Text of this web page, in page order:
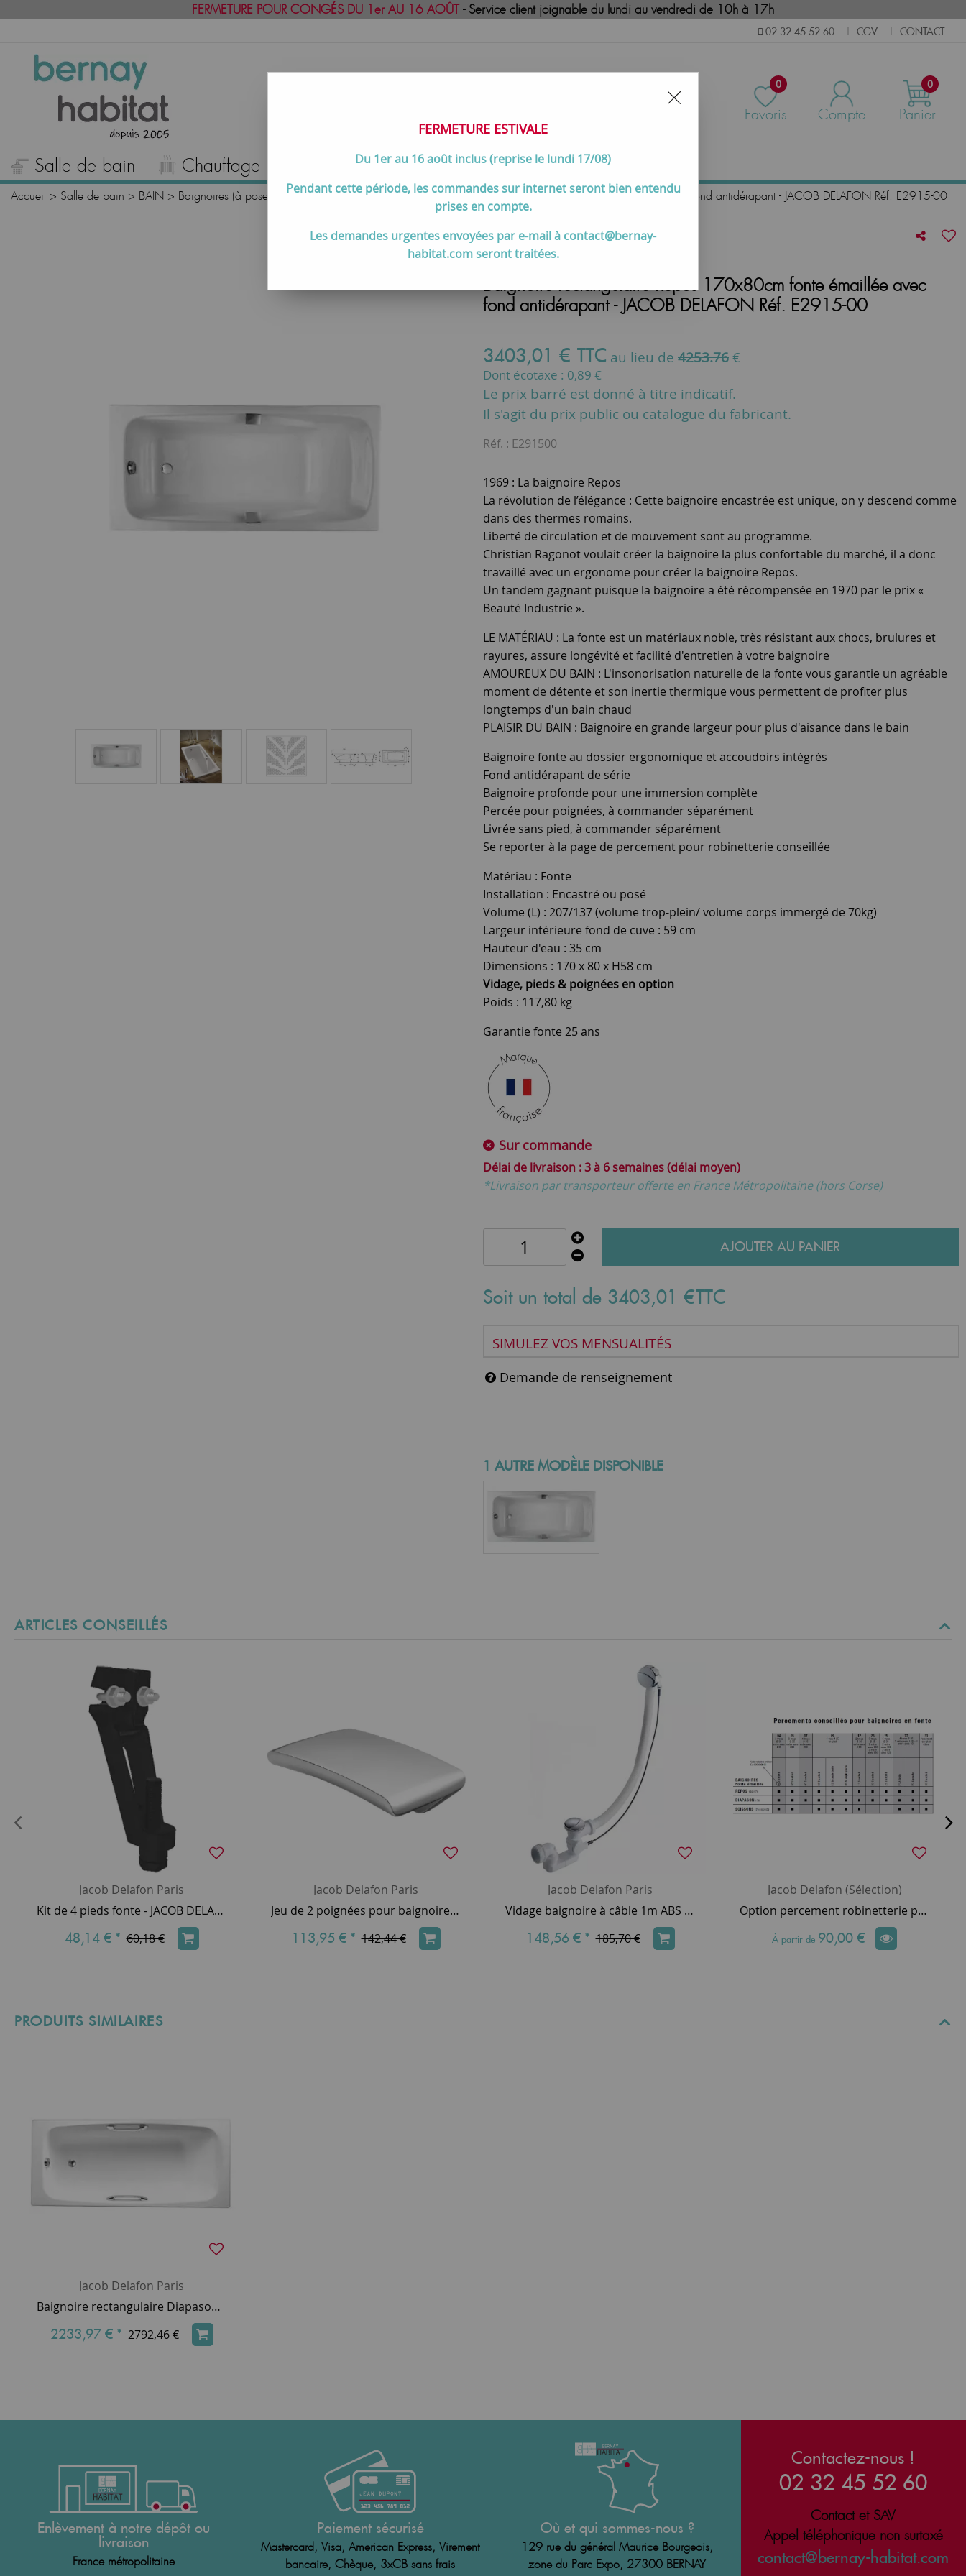
FERMETURE POUR CONGÉS DU 1er AU 16 AOÛT- Service client joignable du lundi au vendredi de 10h à 17h
02 32 45 52 60 CGV CONTACT
0
Favoris Compte
0
Panier
Salle de bain Chauffage Cuisson Meilleures ventes Contactez-nous
Accueil > Salle de bain > BAIN > Baignoires (à poser, bain-douche, îlot ...) >Baignoire rectangulaire Repos 170x80cm fonte émaillée avec fond antidérapant - JACOB DELAFON Réf. E2915-00
Baignoire rectangulaire Repos 170x80cm fonte émaillée avec
fond antidérapant - JACOB DELAFON Réf. E2915-00
3403,01 € TTC au lieu de 4253.76€
Dont écotaxe : 0,89 €
Le prix barré est donné à titre indicatif.
Il s'agit du prix public ou catalogue du fabricant.
Réf. : E291500
1969 : La baignoire Repos
La révolution de l’élégance : Cette baignoire encastrée est unique, on y descend comme
dans des thermes romains.
Liberté de circulation et de mouvement sont au programme.
Christian Ragonot voulait créer la baignoire la plus confortable du marché, il a donc
travaillé avec un ergonome pour créer la baignoire Repos.
Un tandem gagnant puisque la baignoire a été récompensée en 1970 par le prix «
Beauté Industrie ».
LE MATÉRIAU : La fonte est un matériaux noble, très résistant aux chocs, brulures et
rayures, assure longévité et facilité d'entretien à votre baignoire
AMOUREUX DU BAIN : L'insonorisation naturelle de la fonte vous garantie un agréable
moment de détente et son inertie thermique vous permettent de profiter plus
longtemps d'un bain chaud
PLAISIR DU BAIN : Baignoire en grande largeur pour plus d'aisance dans le bain
Baignoire fonte au dossier ergonomique et accoudoirs intégrés
Fond antidérapant de série
Baignoire profonde pour une immersion complète
Percée pour poignées, à commander séparément
Livrée sans pied, à commander séparément
Se reporter à la page de percement pour robinetterie conseillée
Matériau : Fonte
Installation : Encastré ou posé
Volume (L) : 207/137 (volume trop-plein/ volume corps immergé de 70kg)
Largeur intérieure fond de cuve : 59 cm
Hauteur d'eau : 35 cm
Dimensions : 170 x 80 x H58 cm
Vidage, pieds & poignées en option
Poids : 117,80 kg
Garantie fonte 25 ans
Sur commande
3 à 6 semaines (délai moyen)
*Livraison par transporteur offerte en France Métropolitaine (hors Corse)
AJOUTER AU PANIER
Soit un total de 3403,01 €TTC
SIMULEZ VOS MENSUALITÉS
Demande de renseignement
1 AUTRE MODÈLE DISPONIBLE
ARTICLES CONSEILLÉS
Jacob Delafon Paris
Kit de 4 pieds fonte - JACOB DELAFON Réf. E4113-NF
48,14 € * 60,18 €
Jacob Delafon Paris
Jeu de 2 poignées pour baignoire Repos - JACOB DELAFON Réf. E75110-CP
113,95 € * 142,44 €
Jacob Delafon Paris
Vidage baignoire à câble 1m ABS Chrome - JACOB DELAFON Réf. E70174-CP
148,56 € * 185,70 €
Jacob Delafon (Sélection)
Option percement robinetterie pour baignoire fonte Jacob Delafon
À partir de 90,00 €
PRODUITS SIMILAIRES
Jacob Delafon Paris
Baignoire rectangulaire Diapason 170x75cm fonte émaillée avec fond antidérapant - JACOB DELAFON Réf. E2926-00
2233,97 € * 2792,46 €
Enlèvement à notre dépôt ou
livraison
France métropolitaine
Paiement sécurisé
Mastercard, Visa, American Express, Virement
bancaire, Chèque, 3xCB sans frais
Où et qui sommes-nous ?
129 rue du général Maurice Bourgeois,
zone du Parc Expo, 27300 BERNAY
Contactez-nous !
02 32 45 52 60
Contact et SAV
Appel téléphonique non surtaxé
contact@bernay-habitat.com
FERMETURE ESTIVALE
Du 1er au 16 août inclus (reprise le lundi 17/08)
Pendant cette période, les commandes sur internet seront bien entendu
prises en compte.
Les demandes urgentes envoyées par e-mail à contact@bernay-
habitat.com seront traitées.